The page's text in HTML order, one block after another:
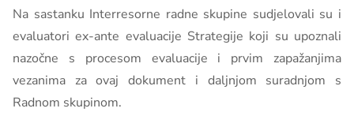
Na sastanku Interresorne radne skupine sudjelovali su i
evaluatori ex-ante evaluacije Strategije koji su upoznali
nazočne s procesom evaluacije i prvim zapažanjima
vezanima za ovaj dokument i daljnjom suradnjom s
Radnom skupinom.